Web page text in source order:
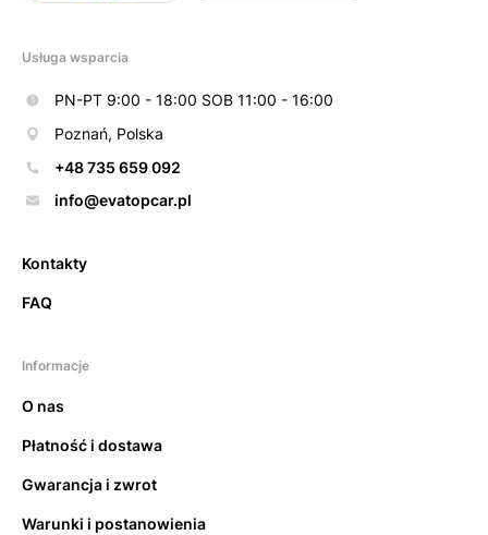
Usługa wsparcia
PN-PT 9:00 - 18:00 SOB 11:00 - 16:00
Poznań, Polska
+48 735 659 092
info@evatopcar.pl
Kontakty
FAQ
Informacje
O nas
Płatność i dostawa
Gwarancja i zwrot
Warunki i postanowienia